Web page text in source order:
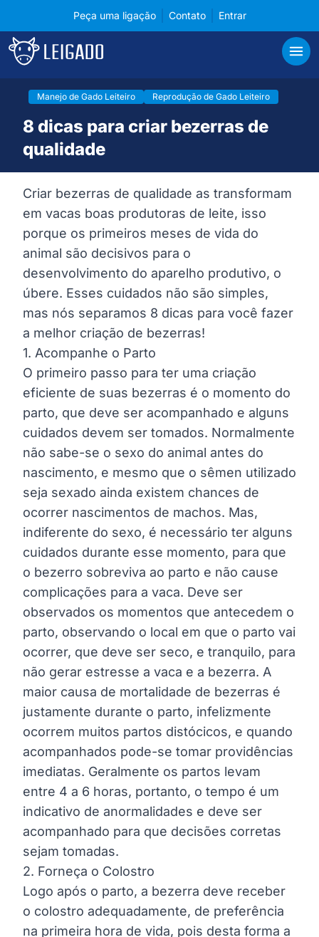
Cases de tecnologia em gerenciamento para
Peça uma ligação Contato Entrar
Leigado
Manejo de Gado Leiteiro Reprodução de Gado Leiteiro
8 dicas para criar bezerras de
qualidade
Criar bezerras de qualidade as transformam
em vacas boas produtoras de leite, isso
porque os primeiros meses de vida do
animal são decisivos para o
desenvolvimento do aparelho produtivo, o
úbere. Esses cuidados não são simples,
mas nós separamos 8 dicas para você fazer
a melhor criação de bezerras!
1. Acompanhe o Parto
O primeiro passo para ter uma criação
eficiente de suas bezerras é o momento do
parto, que deve ser acompanhado e alguns
cuidados devem ser tomados. Normalmente
não sabe-se o sexo do animal antes do
nascimento, e mesmo que o sêmen utilizado
seja sexado ainda existem chances de
ocorrer nascimentos de machos. Mas,
indiferente do sexo, é necessário ter alguns
cuidados durante esse momento, para que
o bezerro sobreviva ao parto e não cause
complicações para a vaca. Deve ser
observados os momentos que antecedem o
parto, observando o local em que o parto vai
ocorrer, que deve ser seco, e tranquilo, para
não gerar estresse a vaca e a bezerra. A
maior causa de mortalidade de bezerras é
justamente durante o parto, infelizmente
ocorrem muitos partos distócicos, e quando
acompanhados pode-se tomar providências
imediatas. Geralmente os partos levam
entre 4 a 6 horas, portanto, o tempo é um
indicativo de anormalidades e deve ser
acompanhado para que decisões corretas
sejam tomadas.
2. Forneça o Colostro
Logo após o parto, a bezerra deve receber
o colostro adequadamente, de preferência
na primeira hora de vida, pois desta forma a